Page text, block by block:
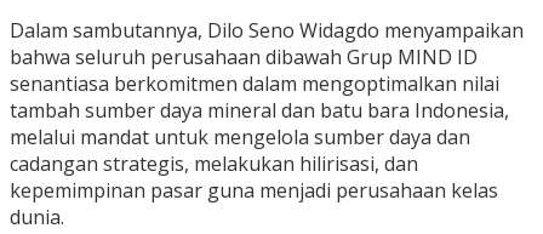
Dalam sambutannya, Dilo Seno Widagdo menyampaikan
bahwa seluruh perusahaan dibawah Grup MIND ID
senantiasa berkomitmen dalam mengoptimalkan nilai
tambah sumber daya mineral dan batu bara Indonesia,
melalui mandat untuk mengelola sumber daya dan
cadangan strategis, melakukan hilirisasi, dan
kepemimpinan pasar guna menjadi perusahaan kelas
dunia.